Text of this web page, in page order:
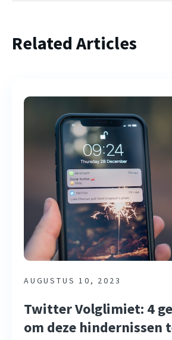
Related Articles
AUGUSTUS 10, 2023
Twitter Volglimiet: 4
om deze hindernissen